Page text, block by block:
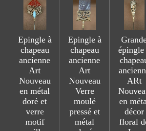
Epingle à
chapeau
ancienne
Art
Nouveau
en métal
doré et
verre
motif
Epingle à
chapeau
ancienne
Art
Nouveau
Verre
moulé
pressé et
métal
épingle
ARt
en
décor
floral